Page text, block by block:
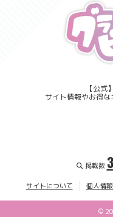
【公式
サイト情報やお得な
掲載数
サイトについて 個人情
©